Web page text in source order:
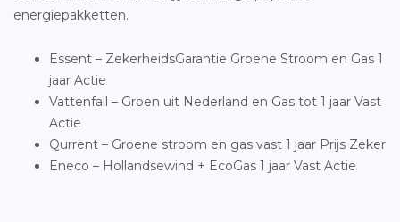
energiepakketten.
Essent – ZekerheidsGarantie Groene Stroom en Gas 1
jaar Actie
Vattenfall – Groen uit Nederland en Gas tot 1 jaar Vast
Actie
Qurrent – Groene stroom en gas vast 1 jaar Prijs Zeker
Eneco – Hollandsewind + EcoGas 1 jaar Vast Actie